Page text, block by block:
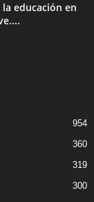
educación en
954
360
319
300